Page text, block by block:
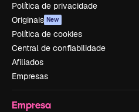
Política de privacidade
Originais New
Política de cookies
Central de confiabilidade
Afiliados
Empresas
Empresa